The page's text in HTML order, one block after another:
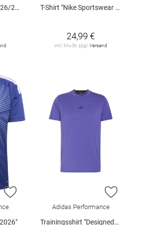
T-Shirt "Nike Sportswear Club"
24,99 €
inkl. MwSt. zzgl. Versand
ZUR WUNSCHLISTE HINZUFÜGEN
ZUR
Adidas Performance
Trainingsshirt "Designed4Training"